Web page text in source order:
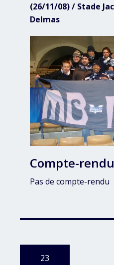
(26/11/08) / Stade
Delmas
Compte-rendu
Pas de compte-rendu
23